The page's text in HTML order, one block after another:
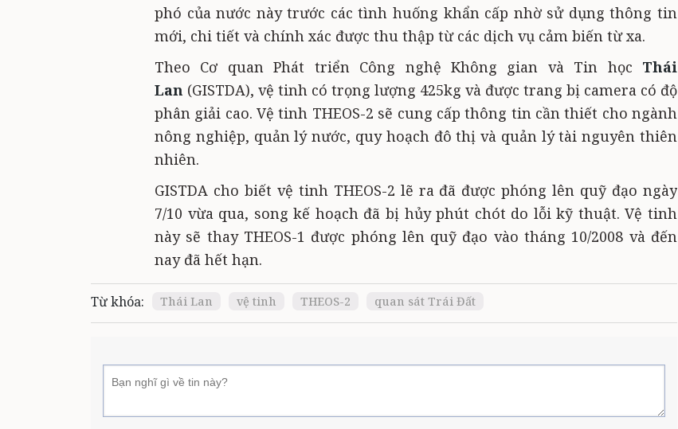
phó của nước này trước các tình huống khẩn cấp nhờ sử dụng thông tin
mới, chi tiết và chính xác được thu thập từ các dịch vụ cảm biến từ xa.
Theo Cơ quan Phát triển Công nghệ Không gian và Tin học Thái
Lan (GISTDA), vệ tinh có trọng lượng 425kg và được trang bị camera có độ
phân giải cao. Vệ tinh THEOS-2 sẽ cung cấp thông tin cần thiết cho ngành
nông nghiệp, quản lý nước, quy hoạch đô thị và quản lý tài nguyên thiên
nhiên.
GISTDA cho biết vệ tinh THEOS-2 lẽ ra đã được phóng lên quỹ đạo ngày
7/10 vừa qua, song kế hoạch đã bị hủy phút chót do lỗi kỹ thuật. Vệ tinh
này sẽ thay THEOS-1 được phóng lên quỹ đạo vào tháng 10/2008 và đến
nay đã hết hạn.
Từ khóa: Thái Lan vệ tinh THEOS-2 quan sát Trái Đất